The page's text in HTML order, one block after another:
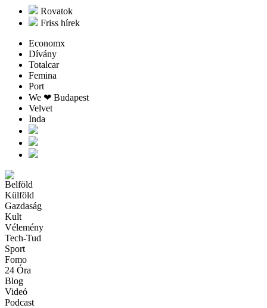
Rovatok
Friss hírek
Economx
Dívány
Totalcar
Femina
Port
We ❤︎ Budapest
Velvet
Inda
Belföld
Külföld
Gazdaság
Kult
Vélemény
Tech-Tud
Sport
Fomo
24 Óra
Blog
Videó
Podcast